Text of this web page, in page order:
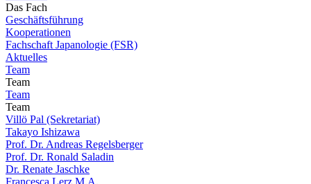
Das Fach
Geschäftsführung
Kooperationen
Fachschaft Japanologie (FSR)
Aktuelles
Team
Team
Team
Team
Villö Pal (Sekretariat)
Takayo Ishizawa
Prof. Dr. Andreas Regelsberger
Prof. Dr. Ronald Saladin
Dr. Renate Jaschke
Francesca Lerz M.A.